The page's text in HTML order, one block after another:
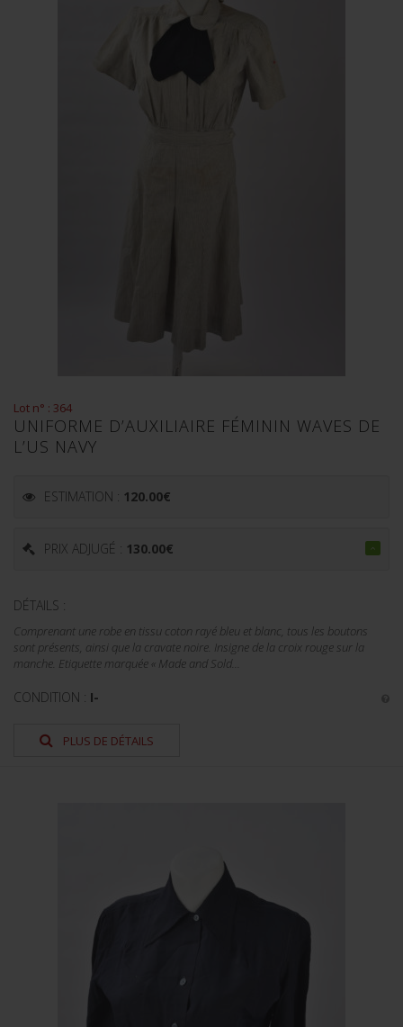
Lot n° : 364
UNIFORME D’AUXILIAIRE FÉMININ WAVES DE
L’US NAVY
ESTIMATION : 120.00€
PRIX ADJUGÉ : 130.00€
DÉTAILS :
Comprenant une robe en tissu coton rayé bleu et blanc, tous les boutons
sont présents, ainsi que la cravate noire. Insigne de la croix rouge sur la
manche. Etiquette marquée « Made and Sold...
CONDITION : I-
PLUS DE DÉTAILS